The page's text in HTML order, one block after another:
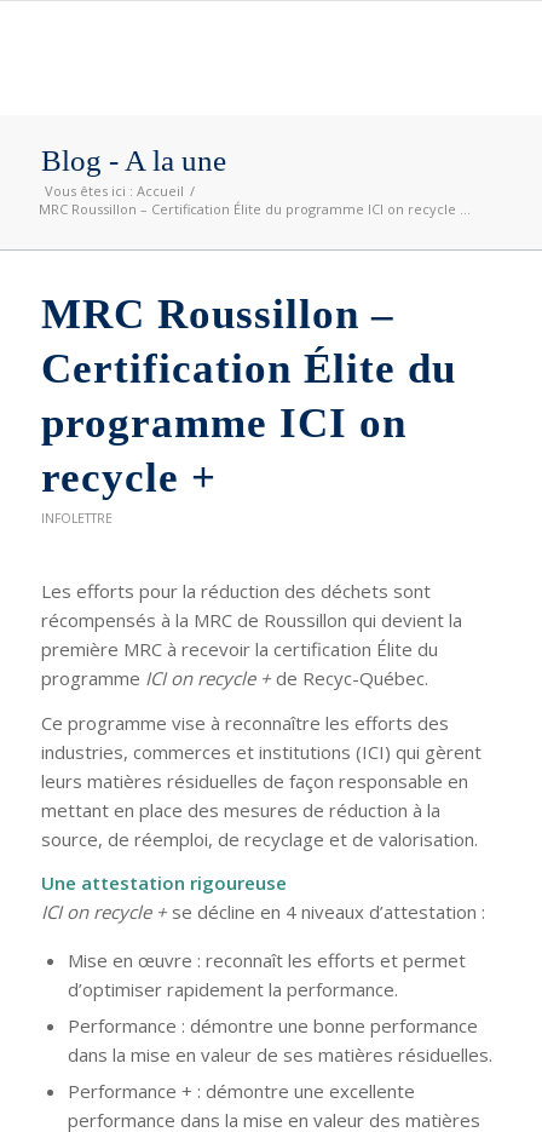
Blog - A la une
Vous êtes ici : Accueil /
MRC Roussillon – Certification Élite du programme ICI on recycle ...
MRC Roussillon –
Certification Élite du
programme ICI on
recycle +
INFOLETTRE
Les efforts pour la réduction des déchets sont
récompensés à la MRC de Roussillon qui devient la
première MRC à recevoir la certification Élite du
programme ICI on recycle +de Recyc-Québec.
Ce programme vise à reconnaître les efforts des
industries, commerces et institutions (ICI) qui gèrent
leurs matières résiduelles de façon responsable en
mettant en place des mesures de réduction à la
source, de réemploi, de recyclage et de valorisation.
Une attestation rigoureuse
ICI on recycle +se décline en 4 niveaux d’attestation :
Mise en œuvre : reconnaît les efforts et permet
d’optimiser rapidement la performance.
Performance : démontre une bonne performance
dans la mise en valeur de ses matières résiduelles.
Performance + : démontre une excellente
performance dans la mise en valeur des matières